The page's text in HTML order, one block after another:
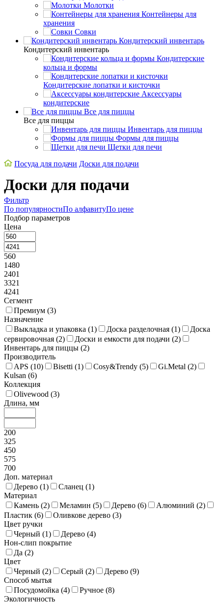
Молотки
Контейнеры для
хранения
Совки
Кондитерский инвентарь
Кондитерский инвентарь
Кондитерские
кольца и формы
Кондитерские лопатки и кисточки
Аксессуары
кондитерские
Все для пиццы
Все для пиццы
Инвентарь для пиццы
Формы для пиццы
Щетки для печи
Посуда для подачи Доски для подачи
Доски для подачи
Фильтр
По популярностиПо алфавитуПо цене
Подбор параметров
Цена
560
1480
2401
3321
4241
Сегмент
Премиум (3)
Назначение
Выкладка и упаковка (1) Доска разделочная (1)
Доска
сервировочная (2) Доски и емкости для подачи (2)
Инвентарь для пиццы (2)
Производитель
APS (10) Bisetti (1) Cosy&Trendy (5) Gi.Metal (2)
Kulsan (6)
Коллекция
Olivewood (3)
Длина, мм
200
325
450
575
700
Доп. материал
Дерево (1) Сланец (1)
Материал
Камень (2) Меламин (5) Дерево (6) Алюминий (2)
Пластик (6) Оливкове дерево (3)
Цвет ручки
Черный (1) Дерево (4)
Нон-слип покрытие
Да (2)
Цвет
Черный (2) Серый (2) Дерево (9)
Способ мытья
Посудомойка (4) Ручное (8)
Экологичность